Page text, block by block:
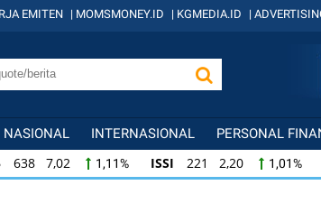
EMITEN | MOMSMONEY.ID | KGMEDIA.ID |
NASIONAL INTERNASIONAL PERSONAL
7,02 1,11% ISSI 221 2,20 1,01%
2,20 1,01% IDX30 358 3,78 1,07%